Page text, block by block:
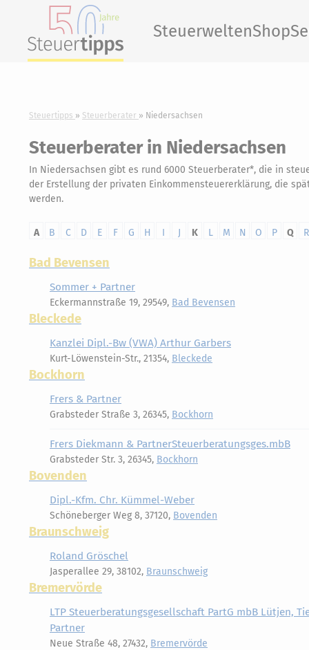
SteuerweltenShop
Steuertipps Steuerberater Niedersachsen
Steuerberater in Niedersachsen
In Niedersachsen gibt es rund 6000 Steuerberater*, die in
der Erstellung der privaten Einkommensteuererklärung, die
werden.
A B C D E F G H I J K L M N O P Q R
Bad Bevensen
Sommer + Partner
Eckermannstraße 19, 29549, Bad Bevensen
Bleckede
Kanzlei Dipl.-Bw (VWA) Arthur Garbers
Kurt-Löwenstein-Str., 21354, Bleckede
Bockhorn
Frers & Partner
Grabsteder Straße 3, 26345, Bockhorn
Frers Diekmann & PartnerSteuerberatungsges.mbB
Grabsteder Str. 3, 26345, Bockhorn
Bovenden
Dipl.-Kfm. Chr. Kümmel-Weber
Schöneberger Weg 8, 37120, Bovenden
Braunschweig
Roland Gröschel
Jasperallee 29, 38102, Braunschweig
Bremervörde
LTP Steuerberatungsgesellschaft PartG mbB Lütjen,
Partner
Neue Straße 48, 27432, Bremervörde